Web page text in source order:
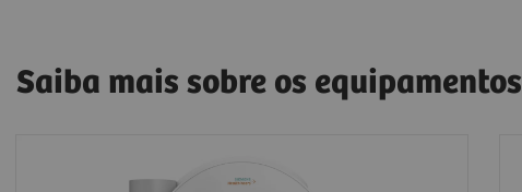
Saiba mais sobre os equipamentos